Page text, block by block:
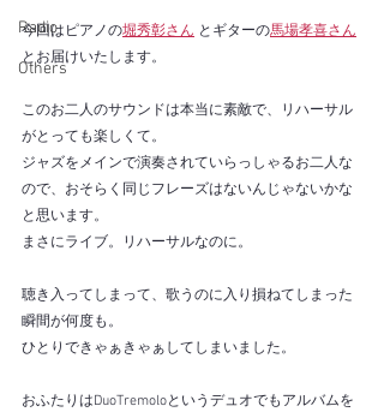
Radio
Others
今回はピアノの堀秀彰さん とギターの馬場孝喜さん
とお届けいたします。
このお二人のサウンドは本当に素敵で、リハーサル
がとっても楽しくて。
ジャズをメインで演奏されていらっしゃるお二人な
ので、おそらく同じフレーズはないんじゃないかな
と思います。
まさにライブ。リハーサルなのに。
聴き入ってしまって、歌うのに入り損ねてしまった
瞬間が何度も。
ひとりできゃぁきゃぁしてしまいました。
おふたりはDuoTremoloというデュオでもアルバムを